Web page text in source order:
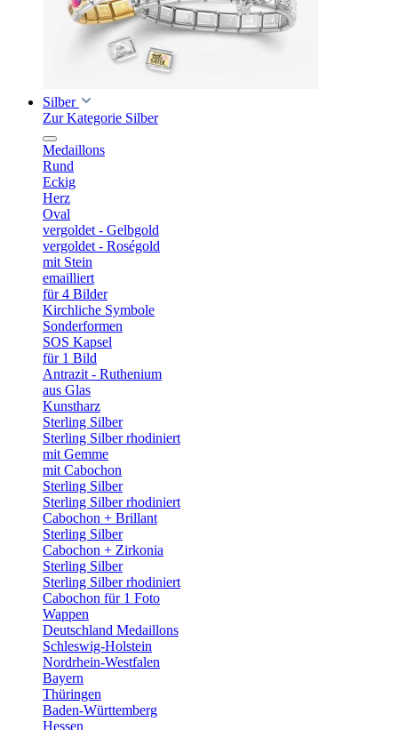
Silber
Zur Kategorie Silber
Medaillons
Rund
Eckig
Herz
Oval
vergoldet - Gelbgold
vergoldet - Roségold
mit Stein
emailliert
für 4 Bilder
Kirchliche Symbole
Sonderformen
SOS Kapsel
für 1 Bild
Antrazit - Ruthenium
aus Glas
Kunstharz
Sterling Silber
Sterling Silber rhodiniert
mit Gemme
mit Cabochon
Sterling Silber
Sterling Silber rhodiniert
Cabochon + Brillant
Sterling Silber
Cabochon + Zirkonia
Sterling Silber
Sterling Silber rhodiniert
Cabochon für 1 Foto
Wappen
Deutschland Medaillons
Schleswig-Holstein
Nordrhein-Westfalen
Bayern
Thüringen
Baden-Württemberg
Hessen